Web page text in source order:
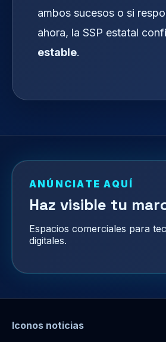
ambos sucesos o si
ahora, la SSP estatal
estable.
ANÚNCIATE AQUÍ
Haz visible tu
Espacios comerciales para
digitales.
Iconos noticias